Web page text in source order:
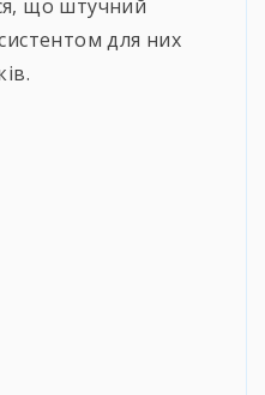
що штучний
для них